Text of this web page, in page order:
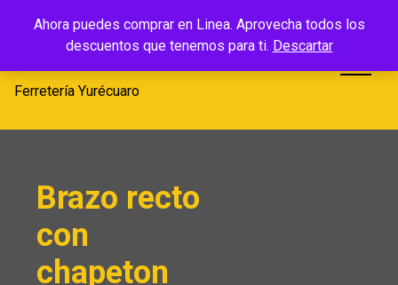
Ahora puedes comprar en Linea. Aprovecha todos los
descuentos que tenemos para ti. Descartar
Ferretería
Yurécuaro
Ferretería Yurécuaro
Brazo recto
con
chapeton